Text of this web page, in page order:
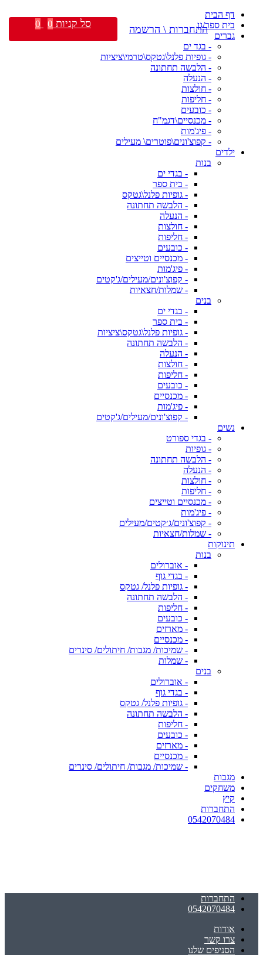
דף הבית
בית ספר/גן
גברים
- בגד ים
- גופיות פלנל\גטקס\טרמי\ציציות
- הלבשה תחתונה
- הנעלה
- חולצות
- חליפות
- כובעים
- מכנסיים\דגמ"ח
- פיג'מות
- קפוצ'ונים\פוטרים\ מעילים
ילדים
בנות
- בגדי ים
- בית ספר
- גופיות פלנל\גטקס
- הלבשה תחתונה
- הנעלה
- חולצות
- חליפות
- כובעים
- מכנסיים וטייצים
- פיג'מות
- קפוצ'ונים/מעילים/ג'קטים
- שמלות/חצאיות
בנים
- בגדי ים
- בית ספר
- גופיות פלנל\גטקס\ציציות
- הלבשה תחתונה
- הנעלה
- חולצות
- חליפות
- כובעים
- מכנסיים
- פיג'מות
- קפוצ'ונים/מעילים/ג'קטים
נשים
- בגדי ספורט
- גופיות
- הלבשה תחתונה
- הנעלה
- חולצות
- חליפות
- מכנסיים וטייצים
- פיג'מות
- קפוצ'ונים/ג׳קטים/מעילים
- שמלות/חצאיות
תינוקות
בנות
- אוברולים
- בגדי גוף
- גופיות פלנל/ גטקס
- הלבשה תחתונה
- חליפות
- כובעים
- מארזים
- מכנסיים
- שמיכות/ מגבות/ חיתולים/ סינרים
- שמלות
בנים
- אוברולים
- בגדי גוף
- גופיות פלנל/ גטקס
- הלבשה תחתונה
- חליפות
- כובעים
- מארזים
- מכנסיים
- שמיכות/ מגבות/ חיתולים/ סינרים
מגבות
משחקים
קיץ
התחברות
0542070484
התחברות
0542070484
אודות
צרו קשר
הסניפים שלנו
התחברות \ הרשמה סל קניות 0
0